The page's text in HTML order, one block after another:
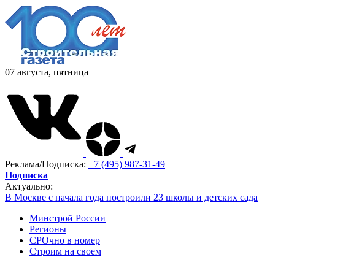
07 августа, пятница
Реклама/Подписка: +7 (495) 987-31-49
Подписка
Актуально:
В Москве с начала года построили 23 школы и детских сада
Минстрой России
Регионы
СРОчно в номер
Строим на своем